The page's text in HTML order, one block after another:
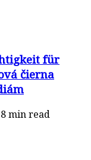
für
čierna
8 min read